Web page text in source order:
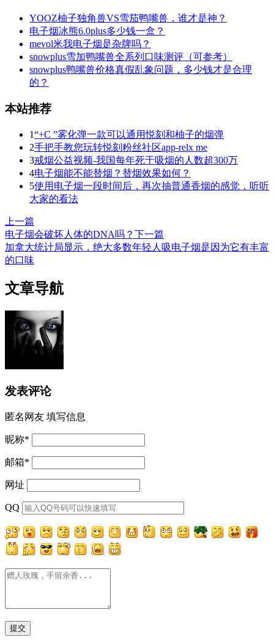
YOOZ柚子独角兽VS雪茄鸭嘴兽，谁才是神？
电子烟冰熊6.0plus多少钱一盒？
mevol米我电子烟是杂牌吗？
snowplus雪加鸭嘴兽全系列口味测评（可参考）
snowplus鸭嘴兽价格真假乱象问题，多少钱才是合理
的？
本站推荐
1“+C ”雾化弹一款可以通用悦刻和柚子的烟弹
2手把手教您玩转悦刻粉丝社区app-relx me
3戒烟公益视频-我国每年死于吸烟的人数超300万
4电子烟能不能替烟？替烟效果如何？
5使用电子烟一段时间后，再次抽普通香烟的感觉，听听
大家的看法
上一篇
电子烟会破坏人体的DNA吗？ 下一篇
加拿大统计局显示，绝大多数年轻人吸电子烟是因为它有丰富
的口味
文章导航
发表评论
匿名网友 填写信息
昵称*
邮箱*
网址
QQ